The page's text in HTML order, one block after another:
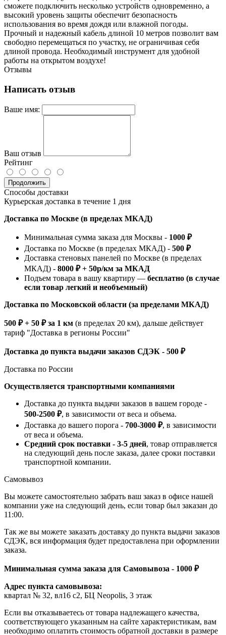
сможете подключить несколько устройств одновременно, а
высокий уровень защиты обеспечит безопасность
использования во время дождя или влажной погоды.
Прочный и надежный кабель длиной 10 метров позволит вам
свободно перемещаться по участку, не ограничивая себя
длиной провода. Необходимый инструмент для удобной
работы на открытом воздухе!
Отзывы
Написать отзыв
Ваше имя:
Ваш отзыв
Рейтинг
Продолжить
Способы доставки
Курьерская доставка в течение 1 дня
Доставка по Москве (в пределах МКАД)
Минимальная сумма заказа для Москвы - 1000 ₽
Доставка по Москве (в пределах МКАД) - 500 ₽
Доставка стеновых панелей по Москве (в пределах
МКАД) - 8000 ₽ + 50р/км за МКАД
Подъем товара в вашу квартиру — бесплатно (в случае
если товар легкий и необъемный)
Доставка по Московской области (за пределами МКАД)
500 ₽ + 50 ₽ за 1 км (в пределах 20 км), дальше действует
тариф "Доставка в регионы России"
Доставка до пункта выдачи заказов СДЭК - 500 ₽
Доставка по России
Осуществляется транспортными компаниями
Доставка до пункта выдачи заказов в вашем городе -
500-2500 ₽, в зависимости от веса и объема.
Доставка до вашего порога - 700-3000 ₽, в зависимости
от веса и объема.
Средний срок поставки - 3-5 дней, товар отправляется
на следующий день после заказа, далее сроки поставки
транспортной компании.
Самовывоз
Вы можете самостоятельно забрать ваш заказ в офисе нашей
компании уже на следующий день, если товар был заказан до
11:00.
Так же вы можете заказать доставку до пункта выдачи заказов
СДЭК, вся информация будет предоставлена при оформлении
заказа.
Минимальная сумма заказа для Самовывоза - 1000 ₽
Адрес пункта самовывоза:
квартал № 32, вл16 с2, БЦ Neopolis, 3 этаж
Если вы отказываетесь от товара надлежащего качества,
соответствующего указанным на сайте характеристикам, вам
необходимо оплатить стоимость обратной доставки в размере